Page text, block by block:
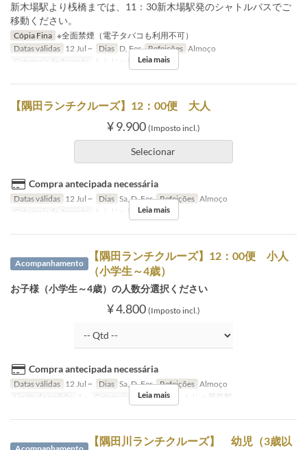
新木場駅より桟橋までは、11：30新木場駅発のシャトルバスでご
移動ください。
Cópia Fina ※全面禁煙（電子タバコも利用不可）
Datas válidas 12 Jul ~ Dias D, Fer Refeições Almoço
Categoria de Assento
もんじゃ屋形船Leia mais
【隅田ランチクルーズ】12：00便 大人
¥ 9.900 (Imposto incl.)
Selecionar
Compra antecipada necessária
Datas válidas 12 Jul ~ Dias Sa, D, Fer Refeições Almoço
Categoria de Assento
もんじゃ屋形船Leia mais
Acompanhamento
【隅田ランチクルーズ】12：00便 小人
（小学生～4歳）
お子様（小学生～4歳）の人数分選択ください
¥ 4.800 (Imposto incl.)
Compra antecipada necessária
Datas válidas 12 Jul ~ Dias Sa, D, Fer Refeições Almoço
Limite de pedido
1 ~ Categoria de Assento もんじゃ屋形船
Leia mais
【隅田川ランチクルーズ】 幼児（3歳以